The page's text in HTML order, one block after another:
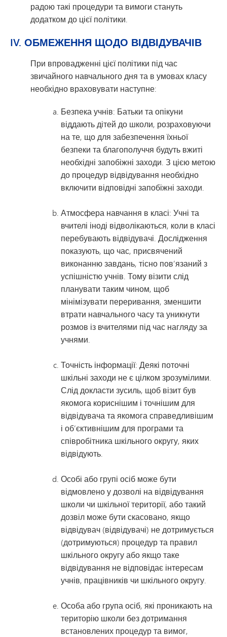
радою такі процедури та вимоги стануть
додатком до цієї політики.
IV. ОБМЕЖЕННЯ ЩОДО ВІДВІДУВАЧІВ
При впровадженні цієї політики під час
звичайного навчального дня та в умовах класу
необхідно враховувати наступне:
Безпека учнів: Батьки та опікуни
віддають дітей до школи, розраховуючи
на те, що для забезпечення їхньої
безпеки та благополуччя будуть вжиті
необхідні запобіжні заходи. З цією метою
до процедур відвідування необхідно
включити відповідні запобіжні заходи.
Атмосфера навчання в класі: Учні та
вчителі іноді відволікаються, коли в класі
перебувають відвідувачі. Дослідження
показують, що час, присвячений
виконанню завдань, тісно пов’язаний з
успішністю учнів. Тому візити слід
планувати таким чином, щоб
мінімізувати переривання, зменшити
втрати навчального часу та уникнути
розмов із вчителями під час нагляду за
учнями.
Точність інформації: Деякі поточні
шкільні заходи не є цілком зрозумілими.
Слід докласти зусиль, щоб візит був
якомога кориснішим і точнішим для
відвідувача та якомога справедливішим
і об’єктивнішим для програми та
співробітника шкільного округу, яких
відвідують.
Особі або групі осіб може бути
відмовлено у дозволі на відвідування
школи чи шкільної території, або такий
дозвіл може бути скасовано, якщо
відвідувач (відвідувачі) не дотримується
(дотримуються) процедур та правил
шкільного округу або якщо таке
відвідування не відповідає інтересам
учнів, працівників чи шкільного округу.
Особа або група осіб, які проникають на
територію школи без дотримання
встановлених процедур та вимог,